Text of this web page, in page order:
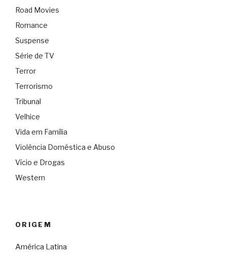
Road Movies
Romance
Suspense
Série de TV
Terror
Terrorismo
Tribunal
Velhice
Vida em Família
Violência Doméstica e Abuso
Vício e Drogas
Western
ORIGEM
América Latina